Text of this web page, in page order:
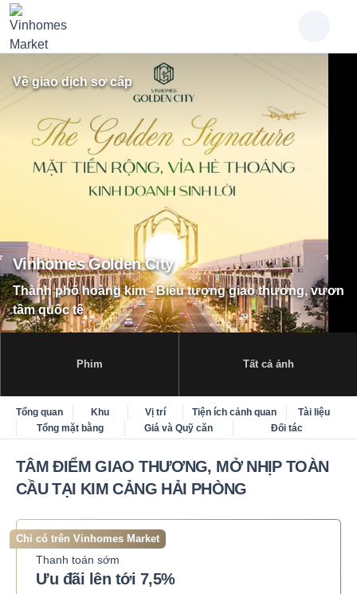
Về giao dịch sơ cấp
Vinhomes Golden City
Thành phố hoàng kim - Biểu tượng giao thương, vươn
tầm quốc tế
Phim Tất cả ảnh
Tổng quan Khu Vị trí Tiện ích cảnh quan
Tài liệu
Tổng mặt bằng
Giá và Quỹ căn Đối tác
TÂM ĐIỂM GIAO THƯƠNG, MỞ NHỊP TOÀN
CẦU TẠI KIM CẢNG HẢI PHÒNG
Chỉ có trên Vinhomes Market
Thanh toán sớm
Ưu đãi lên tới 7,5%